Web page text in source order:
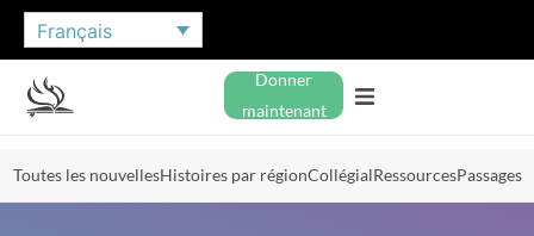
Français
Donner
maintenant
Toutes les nouvellesHistoires par régionCollégialRessourcesPassages